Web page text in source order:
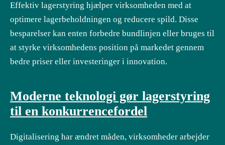
Effektiv lagerstyring hjælper virksomheden med at
optimere lagerbeholdningen og reducere spild. Disse
besparelser kan enten forbedre bundlinjen eller bruges til
at styrke virksomhedens position på markedet gennem
bedre priser eller investeringer i innovation.
Moderne teknologi gør lagerstyring
til en konkurrencefordel
Digitalisering har ændret måden, virksomheder arbejder